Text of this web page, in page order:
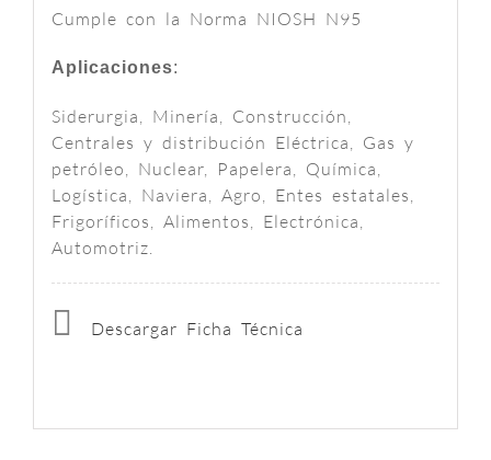
Cumple con la Norma NIOSH N95
Aplicaciones:
Siderurgia, Minería, Construcción,
Centrales y distribución Eléctrica, Gas y
petróleo, Nuclear, Papelera, Química,
Logística, Naviera, Agro, Entes estatales,
Frigoríficos, Alimentos, Electrónica,
Automotriz.
Descargar Ficha Técnica